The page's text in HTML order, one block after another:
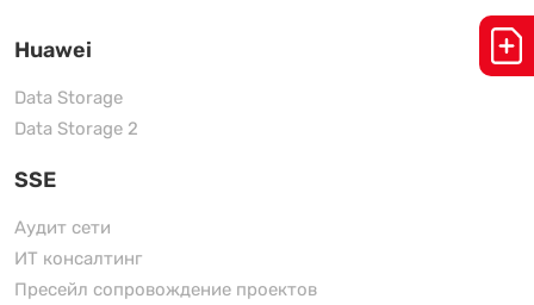
Huawei
Data Storage
Data Storage 2
SSE
Аудит сети
ИТ консалтинг
Пресейл сопровождение проектов